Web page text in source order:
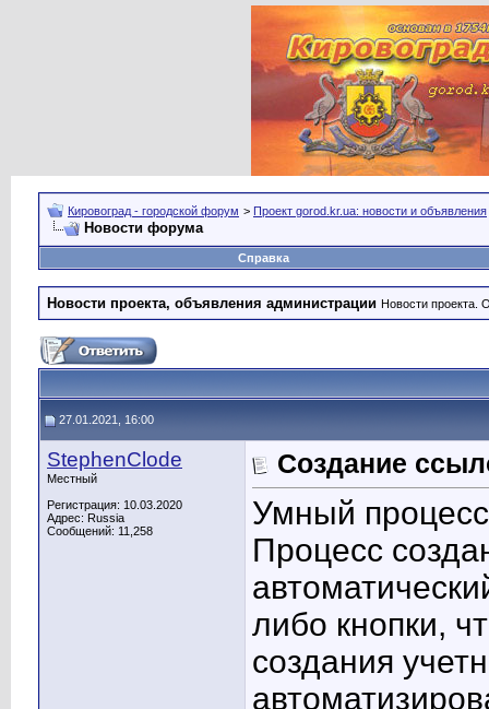
Кировоград - городской форум > Проект gorod.kr.ua: новости и объявления
Новости форума
Справка
Новости проекта, объявления администрации Новости проекта.
27.01.2021, 16:00
StephenClode
Местный
Регистрация: 10.03.2020
Адрес: Russia
Сообщений: 11,258
Создание
Умный
Процесс
либо кнопки,
создания